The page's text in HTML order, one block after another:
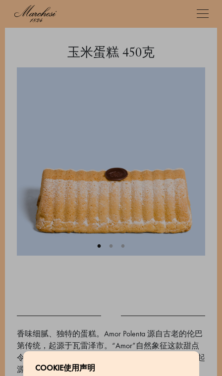
COOKIE使用声明
玉米蛋糕 450克
香味细腻、独特的蛋糕。Amor Polenta 源自古老的伦巴
第传统，起源于瓦雷泽市。“Amor”自然象征这款甜点
令人难以抗拒的美味，“polenta”则提醒人们它的朴素起
源。这款蛋糕的主要原料是玉米，使蛋糕具有宜人的